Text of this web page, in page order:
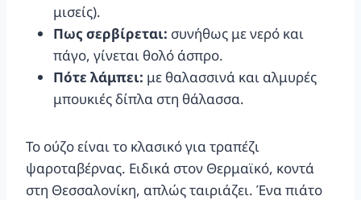
μισείς).
Πως σερβίρεται: συνήθως με νερό και
πάγο, γίνεται θολό άσπρο.
Πότε λάμπει: με θαλασσινά και αλμυρές
μπουκιές δίπλα στη θάλασσα.
Το ούζο είναι το κλασικό για τραπέζι
ψαροταβέρνας. Ειδικά στον Θερμαϊκό, κοντά
στη Θεσσαλονίκη, απλώς ταιριάζει. Ένα πιάτο